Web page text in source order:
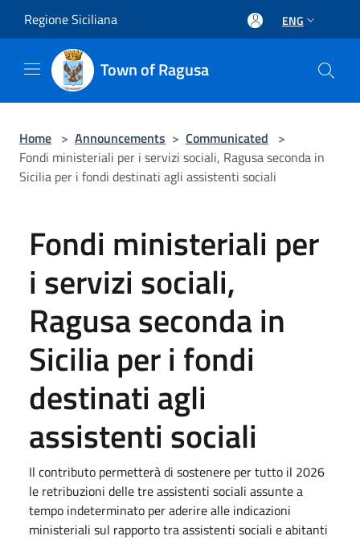
Regione Siciliana ENG
Town of Ragusa
Home > Announcements > Communicated >
Fondi ministeriali per i servizi sociali, Ragusa seconda in
Sicilia per i fondi destinati agli assistenti sociali
Fondi ministeriali per
i servizi sociali,
Ragusa seconda in
Sicilia per i fondi
destinati agli
assistenti sociali
Il contributo permetterà di sostenere per tutto il 2026
le retribuzioni delle tre assistenti sociali assunte a
tempo indeterminato per aderire alle indicazioni
ministeriali sul rapporto tra assistenti sociali e abitanti